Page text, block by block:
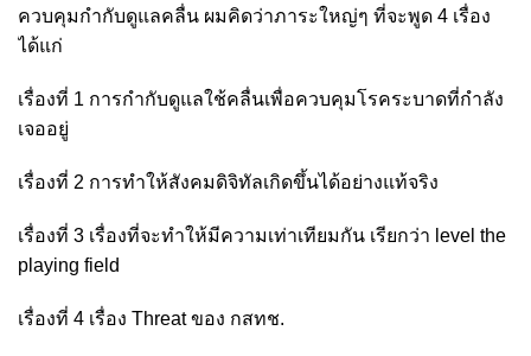
ควบคุมกำกับดูแลคลื่น ผมคิดว่าภาระใหญ่ๆ ที่จะพูด 4 เรื่อง
ได้แก่
เรื่องที่ 1 การกำกับดูแลใช้คลื่นเพื่อควบคุมโรคระบาดที่กำลัง
เจออยู่
เรื่องที่ 2 การทำให้สังคมดิจิทัลเกิดขึ้นได้อย่างแท้จริง
เรื่องที่ 3 เรื่องที่จะทำให้มีความเท่าเทียมกัน เรียกว่า level the
playing field
เรื่องที่ 4 เรื่อง Threat ของ กสทช.